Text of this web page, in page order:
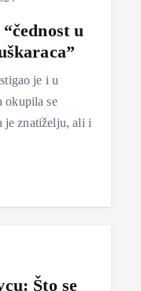
u
je i u
okupila se
je znatiželju, ali i
Što se